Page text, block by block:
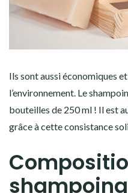
Ils sont aussi économiques
l’environnement. Le
bouteilles de 250 ml ! Il est
grâce à cette consistance